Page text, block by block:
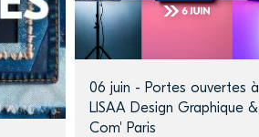
06 juin - Portes ouvertes à
LISAA Design Graphique &
Com' Paris